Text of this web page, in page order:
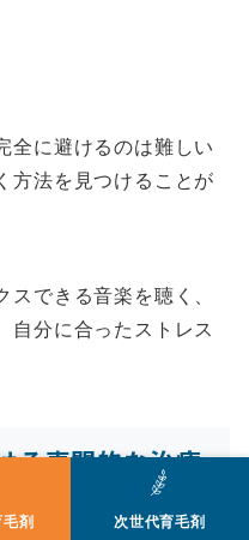
剤 次世代育毛剤
全に避けるのは難しい
方法を見つけることが
できる音楽を聴く、
自分に合ったストレス
る専門的な治療